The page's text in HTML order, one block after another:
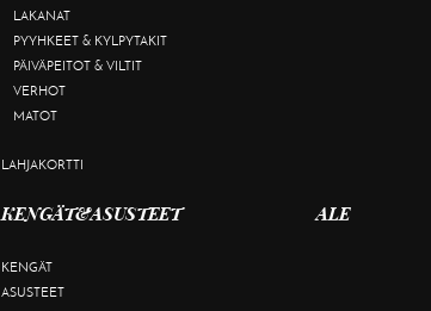
LAKANAT
PYYHKEET & KYLPYTAKIT
PÄIVÄPEITOT & VILTIT
VERHOT
MATOT
LAHJAKORTTI
KENGÄT&ASUSTEET
KENGÄT
ASUSTEET
ALE